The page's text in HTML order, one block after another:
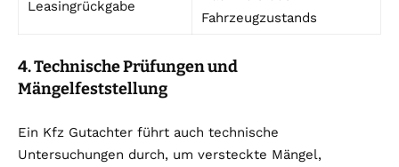
Leasingrückgabe
Fahrzeugzustands
4. Technische Prüfungen und
Mängelfeststellung
Ein Kfz Gutachter führt auch technische
Untersuchungen durch, um versteckte Mängel,